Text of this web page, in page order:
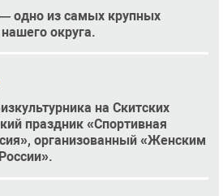
одно из самых крупных
округа.
на Скитских
праздник «Спортивная
организованный «Женским